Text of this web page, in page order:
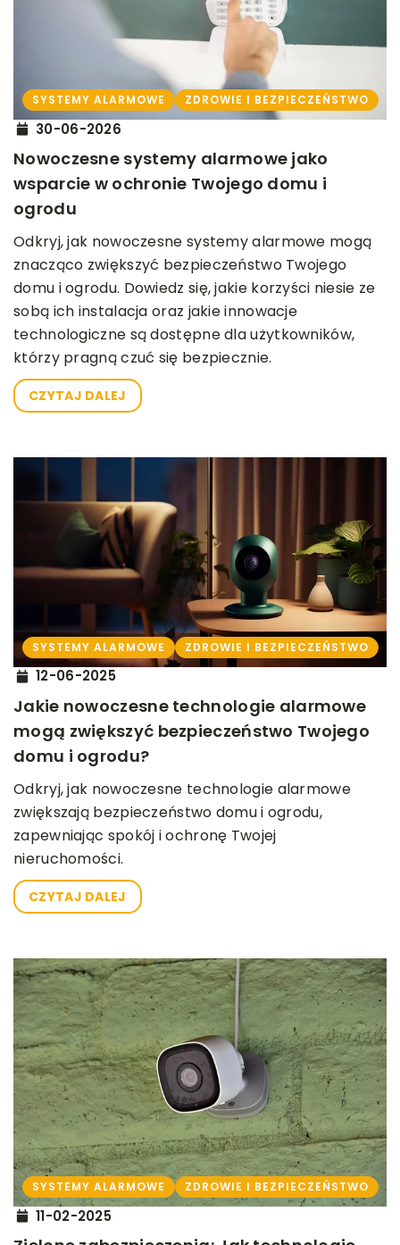
SYSTEMY ALARMOWE ZDROWIE I BEZPIECZEŃSTWO
30-06-2026
Nowoczesne systemy alarmowe jako
wsparcie w ochronie Twojego domu i
ogrodu
Odkryj, jak nowoczesne systemy alarmowe mogą
znacząco zwiększyć bezpieczeństwo Twojego
domu i ogrodu. Dowiedz się, jakie korzyści niesie ze
sobą ich instalacja oraz jakie innowacje
technologiczne są dostępne dla użytkowników,
którzy pragną czuć się bezpiecznie.
CZYTAJ DALEJ
SYSTEMY ALARMOWE ZDROWIE I BEZPIECZEŃSTWO
12-06-2025
Jakie nowoczesne technologie alarmowe
mogą zwiększyć bezpieczeństwo Twojego
domu i ogrodu?
Odkryj, jak nowoczesne technologie alarmowe
zwiększają bezpieczeństwo domu i ogrodu,
zapewniając spokój i ochronę Twojej
nieruchomości.
CZYTAJ DALEJ
SYSTEMY ALARMOWE ZDROWIE I BEZPIECZEŃSTWO
11-02-2025